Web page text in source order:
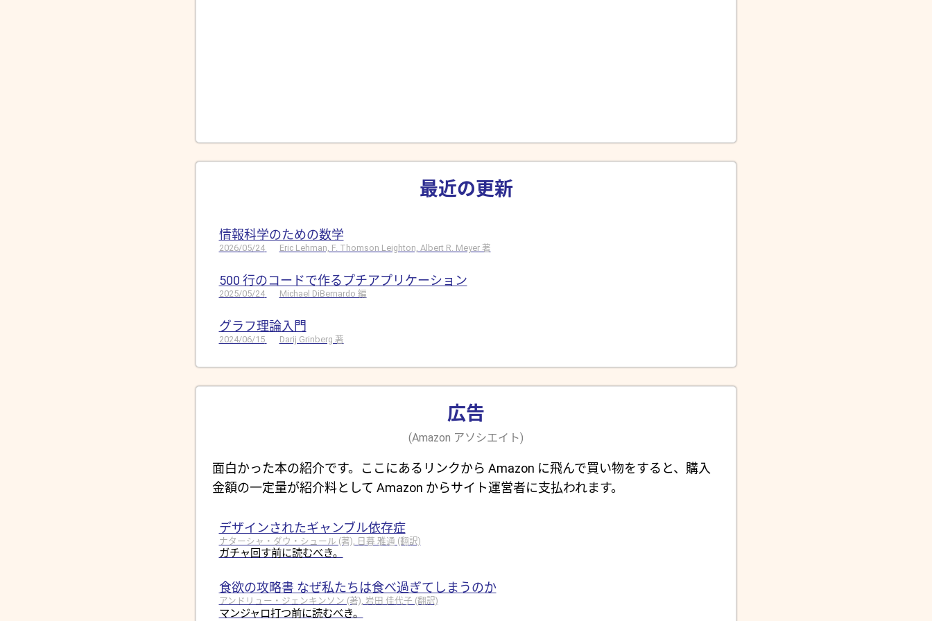
最近の更新
情報科学のための数学
2026/05/24 Eric Lehman, F. Thomson Leighton, Albert R. Meyer 著
500 行のコードで作るプチアプリケーション
2025/05/24 Michael DiBernardo 編
グラフ理論入門
2024/06/15 Darij Grinberg 著
広告
(Amazon アソシエイト)
面白かった本の紹介です。ここにあるリンクから Amazon に飛んで買い物をすると、購入
金額の一定量が紹介料として Amazon からサイト運営者に支払われます。
デザインされたギャンブル依存症
ナターシャ・ダウ・シュール (著), 日暮 雅通 (翻訳)
ガチャ回す前に読むべき。
食欲の攻略書 なぜ私たちは食べ過ぎてしまうのか
アンドリュー・ジェンキンソン (著), 岩田 佳代子 (翻訳)
マンジャロ打つ前に読むべき。